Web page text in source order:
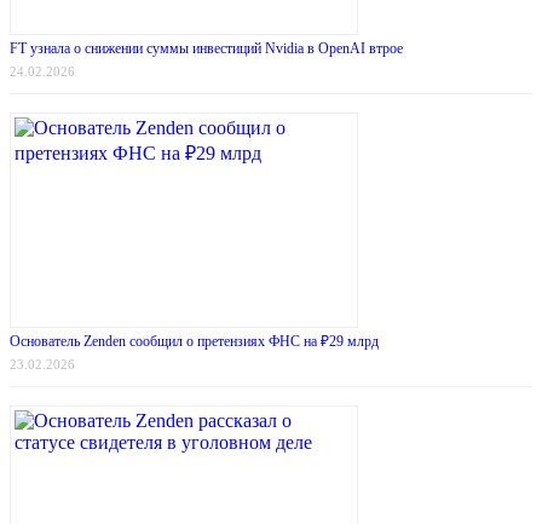
FT узнала о снижении суммы инвестиций Nvidia в OpenAI втрое
24.02.2026
Основатель Zenden сообщил о претензиях ФНС на ₽29 млрд
23.02.2026